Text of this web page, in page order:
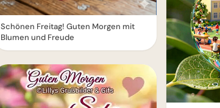
Schönen Freitag! Guten Morgen mit
Blumen und Freude